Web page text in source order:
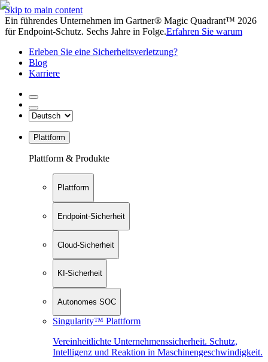
Skip to main content
Ein führendes Unternehmen im Gartner® Magic Quadrant™ 2026
für Endpoint-Schutz. Sechs Jahre in Folge.Erfahren Sie warum
Erleben Sie eine Sicherheitsverletzung?
Blog
Karriere
Plattform
Plattform & Produkte
Plattform
Endpoint-Sicherheit
Cloud-Sicherheit
KI-Sicherheit
Autonomes SOC
Singularity™ Plattform
Vereinheitlichte Unternehmenssicherheit. Schutz,
Intelligenz und Reaktion in Maschinen­geschwindigkeit.